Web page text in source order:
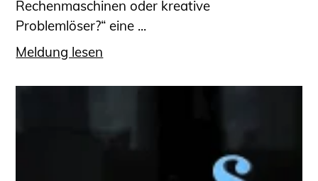
Rechenmaschinen oder kreative
Problemlöser?“ eine ...
Meldung lesen